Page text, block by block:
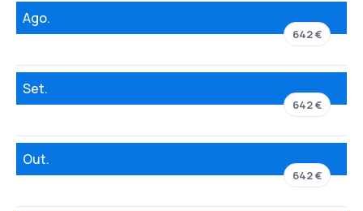
Ago.
642 €
Set.
642 €
Out.
642 €